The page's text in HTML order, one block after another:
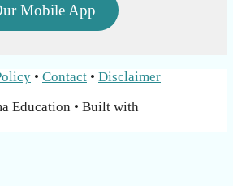
Mobile App
• Contact • Disclaimer
Education • Built with